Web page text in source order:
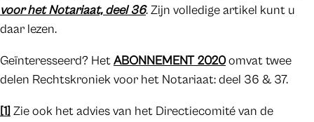
voor het Notariaat, deel 36. Zijn volledige artikel kunt u
daar lezen.
Geïnteresseerd? HetABONNEMENT 2020omvat twee
delen Rechtskroniek voor het Notariaat: deel 36 & 37.
[1] Zie ook het advies van het Directiecomité van de